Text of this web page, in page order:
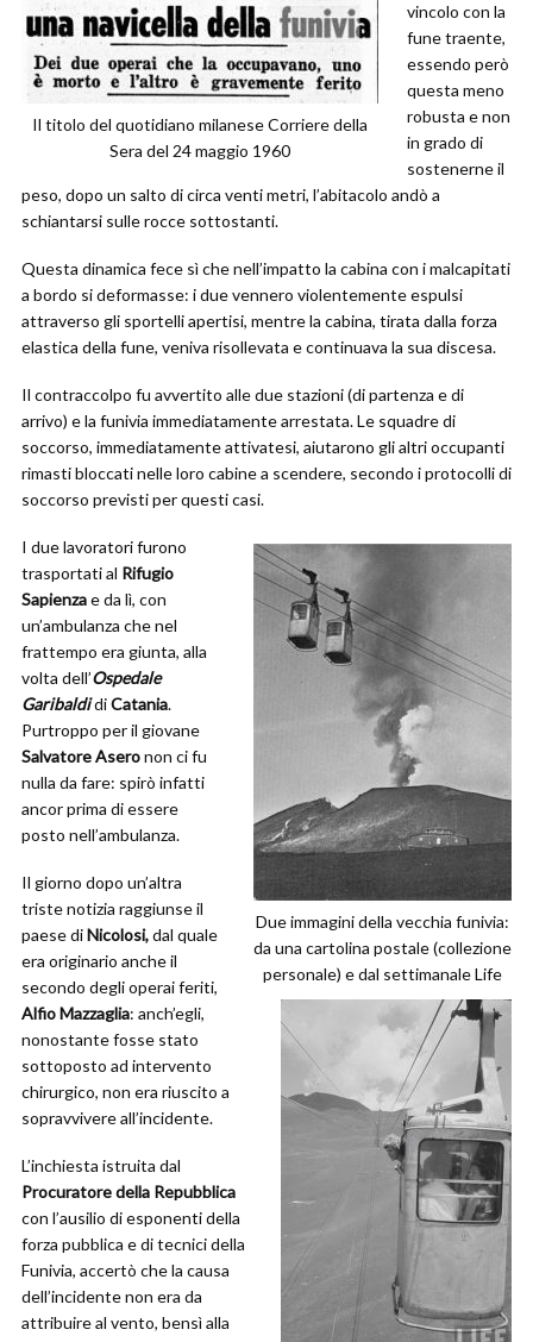
Il titolo del quotidiano milanese Corriere della
Sera del 24 maggio 1960
vincolo con la
fune traente,
essendo però
questa meno
robusta e non
in grado di
sostenerne il
peso, dopo un salto di circa venti metri, l’abitacolo andò a
schiantarsi sulle rocce sottostanti.
Questa dinamica fece sì che nell’impatto la cabina con i malcapitati
a bordo si deformasse: i due vennero violentemente espulsi
attraverso gli sportelli apertisi, mentre la cabina, tirata dalla forza
elastica della fune, veniva risollevata e continuava la sua discesa.
Il contraccolpo fu avvertito alle due stazioni (di partenza e di
arrivo) e la funivia immediatamente arrestata. Le squadre di
soccorso, immediatamente attivatesi, aiutarono gli altri occupanti
rimasti bloccati nelle loro cabine a scendere, secondo i protocolli di
soccorso previsti per questi casi.
Due immagini della vecchia funivia:
da una cartolina postale (collezione
personale) e dal settimanale Life
I due lavoratori furono
trasportati al Rifugio
Sapienzae da lì, con
un’ambulanza che nel
frattempo era giunta, alla
volta dell’Ospedale
GaribaldidiCatania.
Purtroppo per il giovane
Salvatore Aseronon ci fu
nulla da fare: spirò infatti
ancor prima di essere
posto nell’ambulanza.
Il giorno dopo un’altra
triste notizia raggiunse il
paese diNicolosi,dal quale
era originario anche il
secondo degli operai feriti,
Alfio Mazzaglia: anch’egli,
nonostante fosse stato
sottoposto ad intervento
chirurgico, non era riuscito a
sopravvivere all’incidente.
L’inchiesta istruita dal
Procuratore della Repubblica
con l’ausilio di esponenti della
forza pubblica e di tecnici della
Funivia, accertò che la causa
dell’incidente non era da
attribuire al vento, bensì alla